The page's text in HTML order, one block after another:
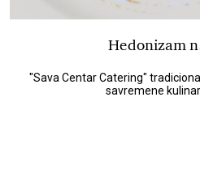
Hedonizam
"Sava Centar Catering"
savremene